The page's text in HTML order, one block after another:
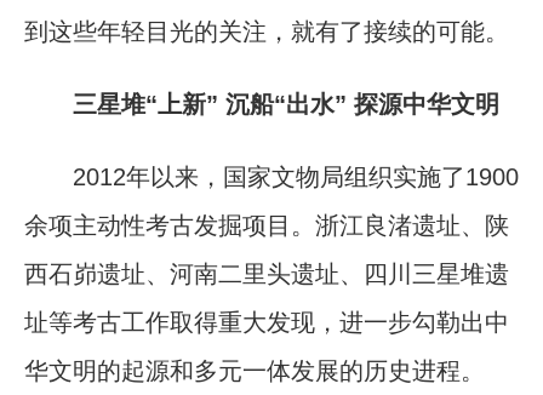
到这些年轻目光的关注，就有了接续的可能。
三星堆“上新” 沉船“出水” 探源中华文明
2012年以来，国家文物局组织实施了1900
余项主动性考古发掘项目。浙江良渚遗址、陕
西石峁遗址、河南二里头遗址、四川三星堆遗
址等考古工作取得重大发现，进一步勾勒出中
华文明的起源和多元一体发展的历史进程。